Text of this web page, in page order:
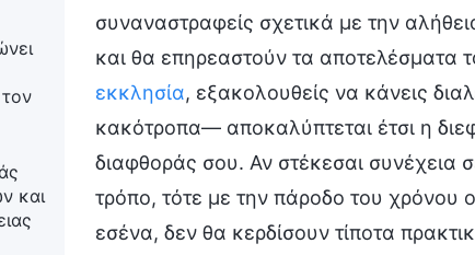
και
συναναστραφείς σχετικά με την
και θα επηρεαστούν τα αποτελέσματα
εκκλησία, εξακολουθείς να κάνεις
κακότροπα— αποκαλύπτεται έτσι η
διαφθοράς σου. Αν στέκεσαι συνέχεια
τρόπο, τότε με την πάροδο του χρόνου
εσένα, δεν θα κερδίσουν τίποτα